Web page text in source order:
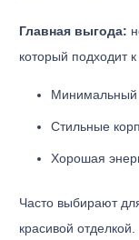
Главная выгода:
который подходит
Минимальный
Стильные
Хорошая
Часто выбирают
красивой отделкой.